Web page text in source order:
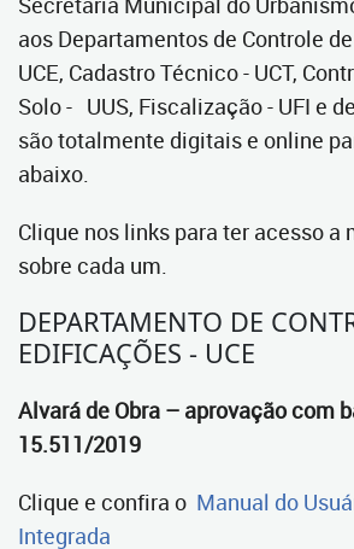
aos Departamentos de Controle
UCE, Cadastro Técnico - UCT,
Solo - UUS, Fiscalização - UFI e
são totalmente digitais e online
abaixo.
Clique nos links para ter acesso
sobre cada um.
DEPARTAMENTO DE
EDIFICAÇÕES - UCE
Alvará de Obra – aprovação com
15.511/2019
Clique e confira o Manual do
Integrada